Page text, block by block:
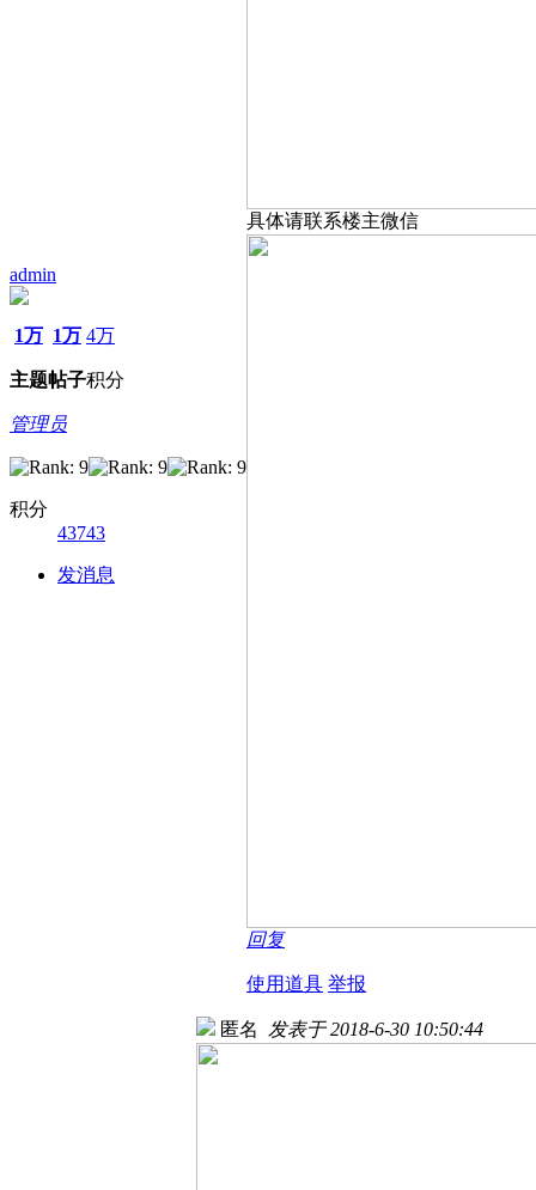
admin
1万
主题
1万
帖子
4万
积分
管理员
积分
43743
发消息
具体请联系楼主微信
回复
使用道具 举报
匿名 发表于 2018-6-30 10:50:44